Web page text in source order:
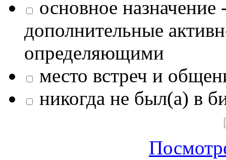
основное назначение
дополнительные
определяющими
место встреч и
никогда не был(а) в